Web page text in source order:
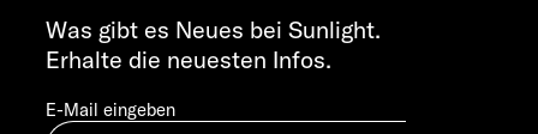
info@sunlight.de
Gewichts­informationen
Let’s play!
Was gibt es Neues bei Sunlight.
Erhalte die neuesten Infos.
E-Mail eingeben